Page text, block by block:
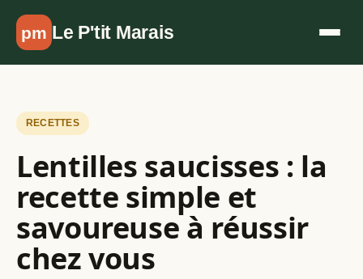
Aller au contenu
pm Le P'tit Marais
RECETTES
Lentilles saucisses : la
recette simple et
savoureuse à réussir
chez vous